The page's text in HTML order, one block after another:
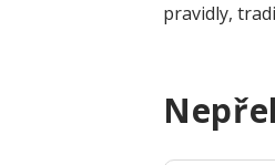
pravidly,